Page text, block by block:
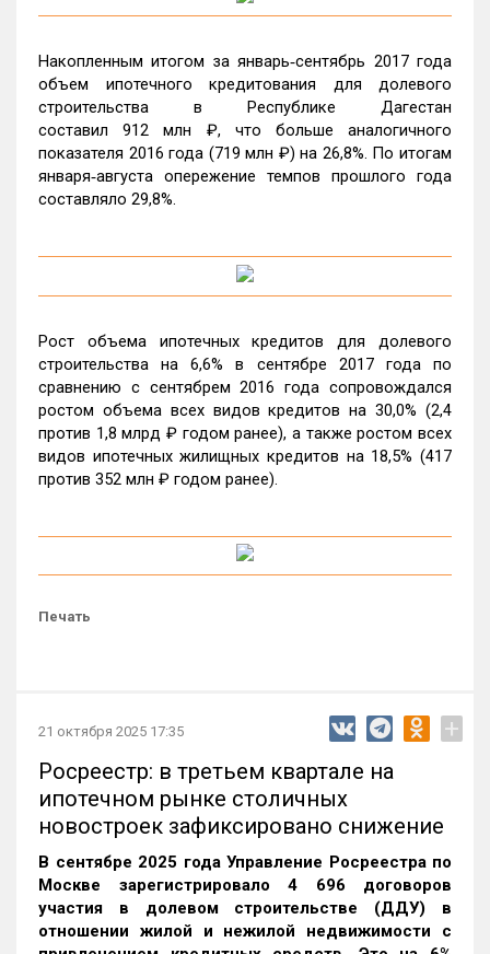
Накопленным итогом за январь‑сентябрь 2017 года
объем ипотечного кредитования для долевого
строительства в Республике Дагестан
составил 912 млн ₽, что больше аналогичного
показателя 2016 года (719 млн ₽) на 26,8%. По итогам
января‑августа опережение темпов прошлого года
составляло 29,8%.
Рост объема ипотечных кредитов для долевого
строительства на 6,6% в сентябре 2017 года по
сравнению с сентябрем 2016 года сопровождался
ростом объема всех видов кредитов на 30,0% (2,4
против 1,8 млрд ₽ годом ранее), а также ростом всех
видов ипотечных жилищных кредитов на 18,5% (417
против 352 млн ₽ годом ранее).
Печать
21 октября 2025 17:35 +
Росреестр: в третьем квартале на
ипотечном рынке столичных
новостроек зафиксировано снижение
В сентябре 2025 года Управление Росреестра по
Москве зарегистрировало 4 696 договоров
участия в долевом строительстве (ДДУ) в
отношении жилой и нежилой недвижимости с